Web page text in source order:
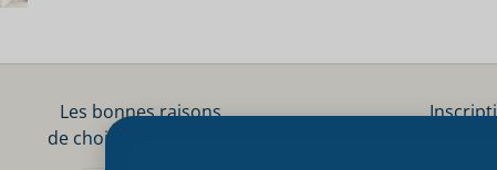
Les bonnes raisons
de choisir le CSO Paris